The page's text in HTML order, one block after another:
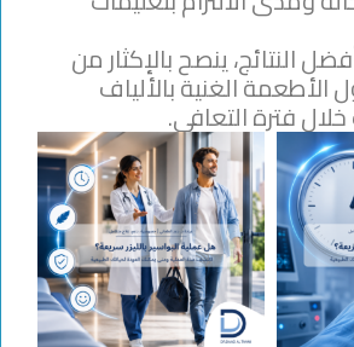
النتائج، ينصح بالإكثار من
الأطعمة الغنية بالألياف
فترة التعافي.